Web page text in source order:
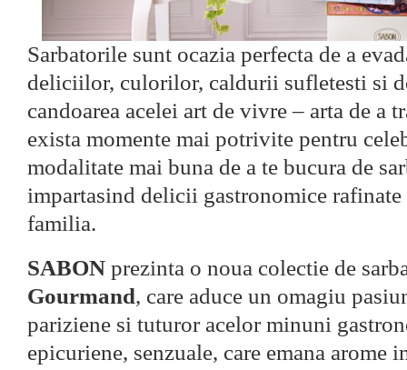
Sarbatorile sunt ocazia perfecta de a
deliciilor, culorilor, caldurii sufletesti si
candoarea acelei art de vivre – arta de a
exista momente mai potrivite pentru
modalitate mai buna de a te bucura de
impartasind delicii gastronomice
familia.
SABON prezinta o noua colectie de
Gourmand, care aduce un omagiu
pariziene si tuturor acelor minuni
epicuriene, senzuale, care emana arome